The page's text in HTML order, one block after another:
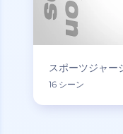
スポーツジャー
16 シーン